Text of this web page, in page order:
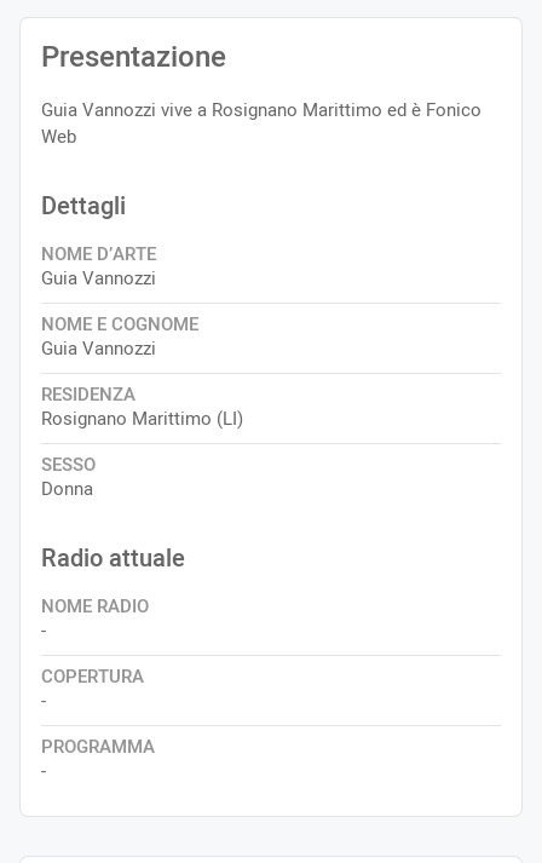
Presentazione
Guia Vannozzi vive a Rosignano Marittimo ed è Fonico
Web
Dettagli
NOME D’ARTE
Guia Vannozzi
NOME E COGNOME
Guia Vannozzi
RESIDENZA
Rosignano Marittimo (LI)
SESSO
Donna
Radio attuale
NOME RADIO
-
COPERTURA
-
PROGRAMMA
-